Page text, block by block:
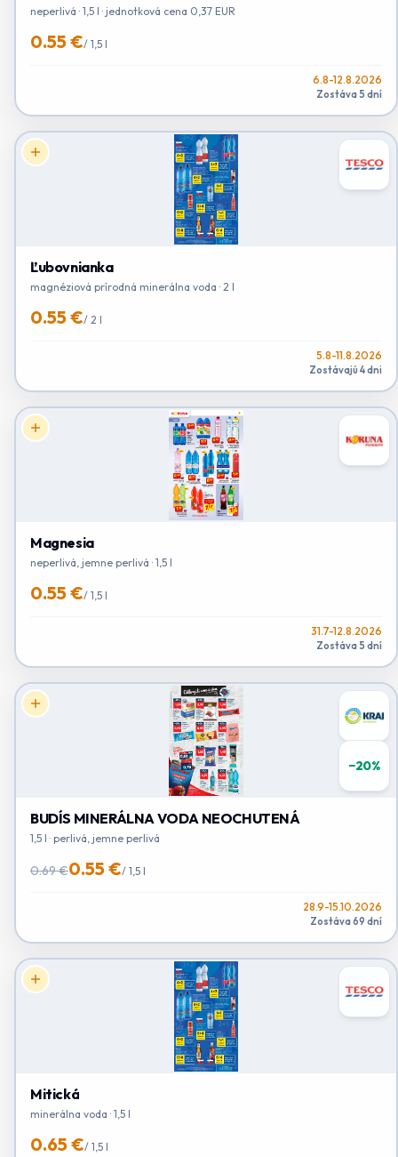
neperlivá · 1,5 l · jednotková cena 0,37 EUR
0.55 €/ 1,5 l
6.8-12.8.2026
Zostáva 5 dní
Ľubovnianka
magnéziová prírodná minerálna voda · 2 l
0.55 €/ 2 l
5.8-11.8.2026
Zostávajú 4 dni
Magnesia
neperlivá, jemne perlivá · 1,5 l
0.55 €/ 1,5 l
31.7-12.8.2026
Zostáva 5 dní
−20%
BUDÍS MINERÁLNA VODA NEOCHUTENÁ
1,5 l · perlivá, jemne perlivá
0.69 €0.55 €/ 1,5 l
28.9-15.10.2026
Zostáva 69 dní
Mitická
minerálna voda · 1,5 l
0.65 €/ 1,5 l